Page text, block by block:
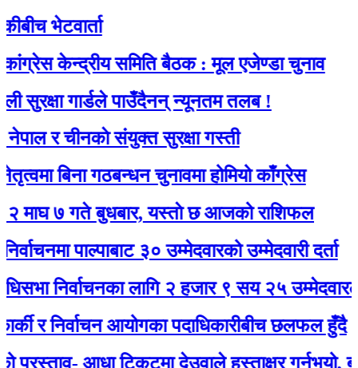
केन्द्रीय समिति बैठक : मूल एजेण्डा चुनाव
गार्डले पाउँदैनन् न्यूनतम तलब !
र चीनकाे संयुक्त सुरक्षा गस्ती
बिना गठबन्धन चुनावमा होमियो काँग्रेस
गते बुधबार, यस्ताे छ आजको राशिफल
पाल्पाबाट ३० उम्मेदवारको उम्मेदवारी दर्ता
निर्वाचनका लागि २ हजार ९ सय २५ उम्मेदवारले
निर्वाचन आयोगका पदाधिकारीबीच छलफल हुँदै
आधा टिकटमा देउवाले हस्ताक्षर गर्नुभयो, बाँकी